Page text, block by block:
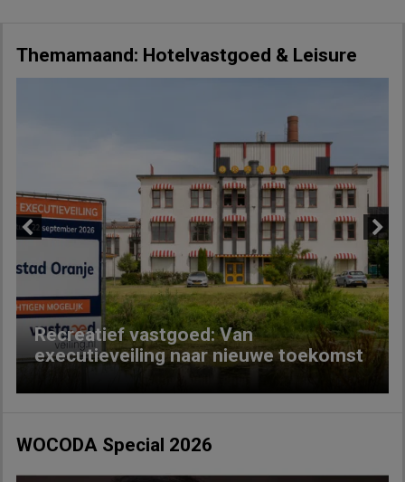
Themamaand: Hotelvastgoed & Leisure
Recreatief vastgoed: Van
executieveiling naar nieuwe toekomst
Next
WOCODA Special 2026